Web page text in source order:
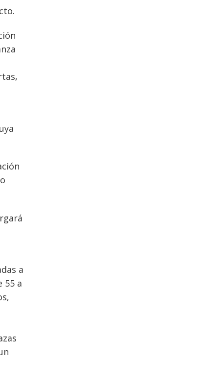
a
55 a